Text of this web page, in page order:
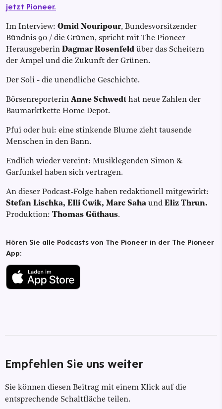
jetzt Pioneer.
Im Interview: Omid Nouripour, Bundesvorsitzender
Bündnis 90 / die Grünen, spricht mit The Pioneer
Herausgeberin Dagmar Rosenfeld über das Scheitern
der Ampel und die Zukunft der Grünen.
Der Soli - die unendliche Geschichte.
Börsenreporterin Anne Schwedt hat neue Zahlen der
Baumarktkette Home Depot.
Pfui oder hui: eine stinkende Blume zieht tausende
Menschen in den Bann.
Endlich wieder vereint: Musiklegenden Simon &
Garfunkel haben sich vertragen.
An dieser Podcast-Folge haben redaktionell mitgewirkt:
Stefan Lischka, Elli Cwik, Marc Saha und Eliz Thrun.
Produktion: Thomas Güthaus.
Hören Sie alle Podcasts von The Pioneer in der The Pioneer
App:
Empfehlen Sie uns weiter
Sie können diesen Beitrag mit einem Klick auf die
entsprechende Schaltfläche teilen.